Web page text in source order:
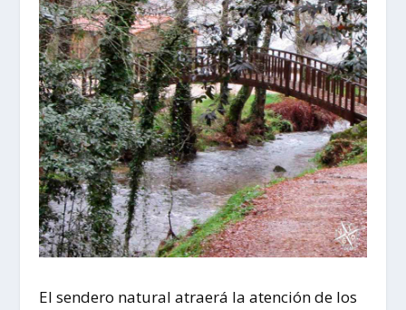
El sendero natural atraerá la atención de los